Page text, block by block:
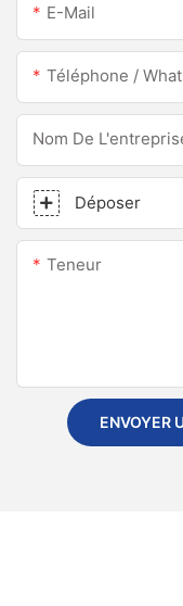
E-Mail
Téléphone /
Nom De
Déposer
Teneur
ENVOYER